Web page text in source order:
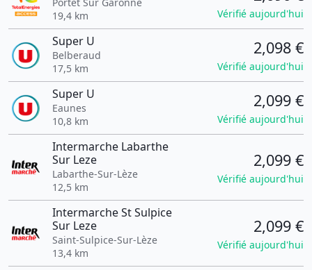
19,4 km
Vérifié aujourd'hui
Super U
Belberaud
17,5 km
2,098 €
Vérifié aujourd'hui
Super U
Eaunes
10,8 km
2,099 €
Vérifié aujourd'hui
Intermarche Labarthe
Sur Leze
Labarthe-Sur-Lèze
12,5 km
2,099 €
Vérifié aujourd'hui
Intermarche St Sulpice
Sur Leze
Saint-Sulpice-Sur-Lèze
13,4 km
2,099 €
Vérifié aujourd'hui